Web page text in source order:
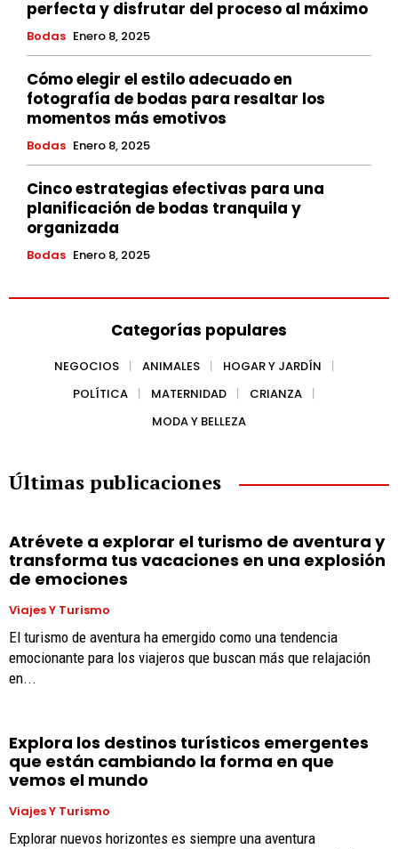
perfecta y disfrutar del proceso al máximo
Bodas Enero 8, 2025
Cómo elegir el estilo adecuado en
fotografía de bodas para resaltar los
momentos más emotivos
Bodas Enero 8, 2025
Cinco estrategias efectivas para una
planificación de bodas tranquila y
organizada
Bodas Enero 8, 2025
Categorías populares
NEGOCIOS ANIMALES
HOGAR Y JARDÍN
POLÍTICA
MATERNIDAD
CRIANZA
MODA Y BELLEZA
Últimas publicaciones
Atrévete a explorar el turismo de aventura y
transforma tus vacaciones en una explosión
de emociones
Viajes Y Turismo
El turismo de aventura ha emergido como una tendencia
emocionante para los viajeros que buscan más que relajación
en...
Explora los destinos turísticos emergentes
que están cambiando la forma en que
vemos el mundo
Viajes Y Turismo
Explorar nuevos horizontes es siempre una aventura